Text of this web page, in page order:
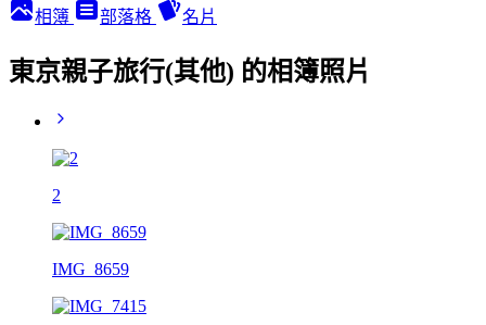
相簿 部落格 名片
東京親子旅行(其他) 的相簿照片
2
IMG_8659